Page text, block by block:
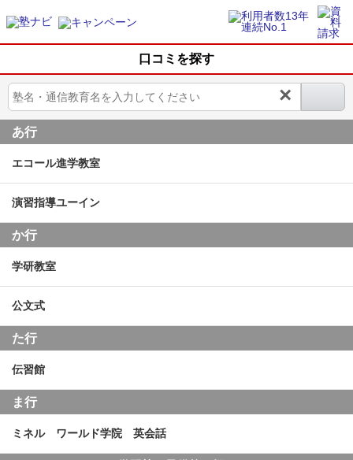
口コミを探す
×
あ行
エコール進学教室
演習指導ユーイン
か行
学研教室
公文式
た行
伝習館
ま行
ミネル ワールド学院 英会話